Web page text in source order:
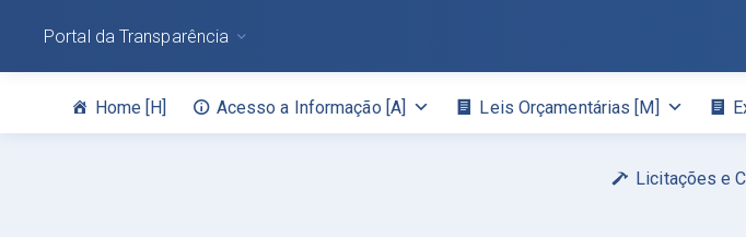
Home [H] Acesso a Informação [A] Leis Orçamentárias [M]
Licitações e
Portal da Transparência